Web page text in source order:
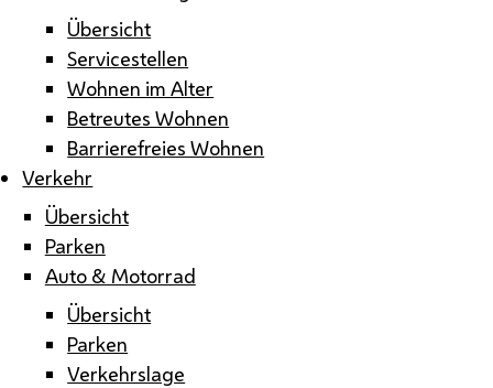
Übersicht
Servicestellen
Wohnen im Alter
Betreutes Wohnen
Barrierefreies Wohnen
Verkehr
Übersicht
Parken
Auto & Motorrad
Übersicht
Parken
Verkehrslage